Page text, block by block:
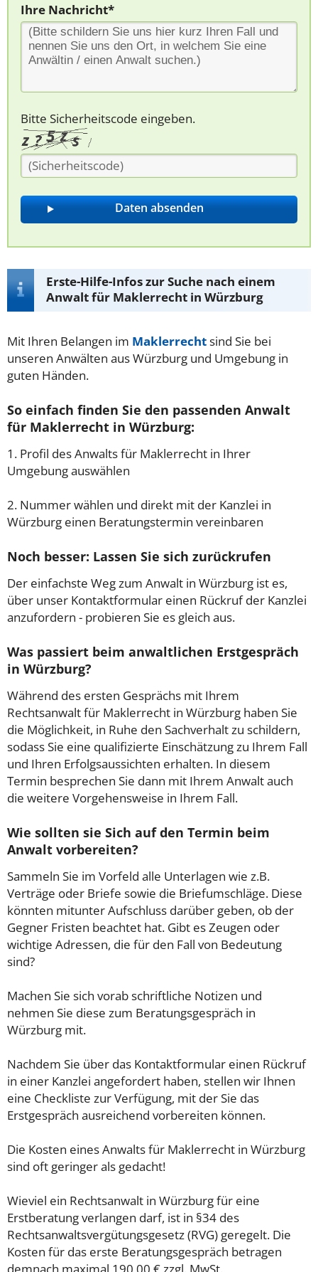
Ihre Nachricht*
Bitte Sicherheitscode eingeben.
Erste-Hilfe-Infos zur Suche nach einem
Anwalt für Maklerrecht in Würzburg
Mit Ihren Belangen im Maklerrechtsind Sie bei
unseren Anwälten aus Würzburg und Umgebung in
guten Händen.
So einfach finden Sie den passenden Anwalt
für Maklerrecht in Würzburg:
1. Profil des Anwalts für Maklerrecht in Ihrer
Umgebung auswählen
2. Nummer wählen und direkt mit der Kanzlei in
Würzburg einen Beratungstermin vereinbaren
Noch besser: Lassen Sie sich zurückrufen
Der einfachste Weg zum Anwalt in Würzburg ist es,
über unser Kontaktformular einen Rückruf der Kanzlei
anzufordern - probieren Sie es gleich aus.
Was passiert beim anwaltlichen Erstgespräch
in Würzburg?
Während des ersten Gesprächs mit Ihrem
Rechtsanwalt für Maklerrecht in Würzburg haben Sie
die Möglichkeit, in Ruhe den Sachverhalt zu schildern,
sodass Sie eine qualifizierte Einschätzung zu Ihrem Fall
und Ihren Erfolgsaussichten erhalten. In diesem
Termin besprechen Sie dann mit Ihrem Anwalt auch
die weitere Vorgehensweise in Ihrem Fall.
Wie sollten sie Sich auf den Termin beim
Anwalt vorbereiten?
Sammeln Sie im Vorfeld alle Unterlagen wie z.B.
Verträge oder Briefe sowie die Briefumschläge. Diese
könnten mitunter Aufschluss darüber geben, ob der
Gegner Fristen beachtet hat. Gibt es Zeugen oder
wichtige Adressen, die für den Fall von Bedeutung
sind?
Machen Sie sich vorab schriftliche Notizen und
nehmen Sie diese zum Beratungsgespräch in
Würzburg mit.
Nachdem Sie über das Kontaktformular einen Rückruf
in einer Kanzlei angefordert haben, stellen wir Ihnen
eine Checkliste zur Verfügung, mit der Sie das
Erstgespräch ausreichend vorbereiten können.
Die Kosten eines Anwalts für Maklerrecht in Würzburg
sind oft geringer als gedacht!
Wieviel ein Rechtsanwalt in Würzburg für eine
Erstberatung verlangen darf, ist in §34 des
Rechtsanwaltsvergütungsgesetz (RVG) geregelt. Die
Kosten für das erste Beratungsgespräch betragen
demnach maximal 190,00 € zzgl. MwSt.